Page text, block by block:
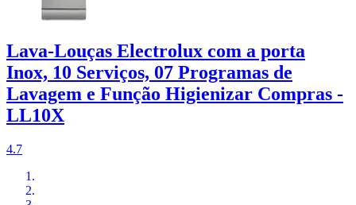
Lava-Louças Electrolux com a porta
Inox, 10 Serviços, 07 Programas de
Lavagem e Função Higienizar Compras -
LL10X
4.7